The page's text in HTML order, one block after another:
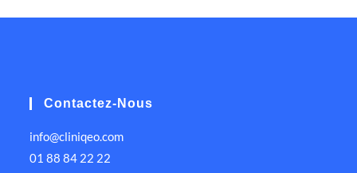
Contactez-Nous
info@cliniqeo.com
01 88 84 22 22